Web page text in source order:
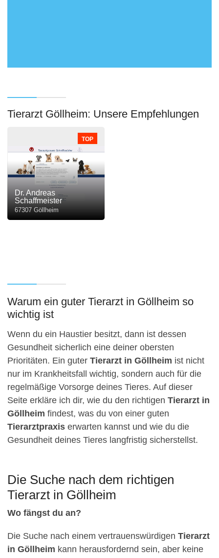
Tierarzt Göllheim: Unsere Empfehlungen
TOP
Dr. Andreas
Schaffmeister
67307 Göllheim
Warum ein guter Tierarzt in Göllheim so
wichtig ist
Wenn du ein Haustier besitzt, dann ist dessen
Gesundheit sicherlich eine deiner obersten
Prioritäten. Ein guter Tierarzt in Göllheim ist nicht
nur im Krankheitsfall wichtig, sondern auch für die
regelmäßige Vorsorge deines Tieres. Auf dieser
Seite erkläre ich dir, wie du den richtigen Tierarzt in
Göllheim findest, was du von einer guten
Tierarztpraxis erwarten kannst und wie du die
Gesundheit deines Tieres langfristig sicherstellst.
Die Suche nach dem richtigen
Tierarzt in Göllheim
Wo fängst du an?
Die Suche nach einem vertrauenswürdigen Tierarzt
in Göllheim kann herausfordernd sein, aber keine